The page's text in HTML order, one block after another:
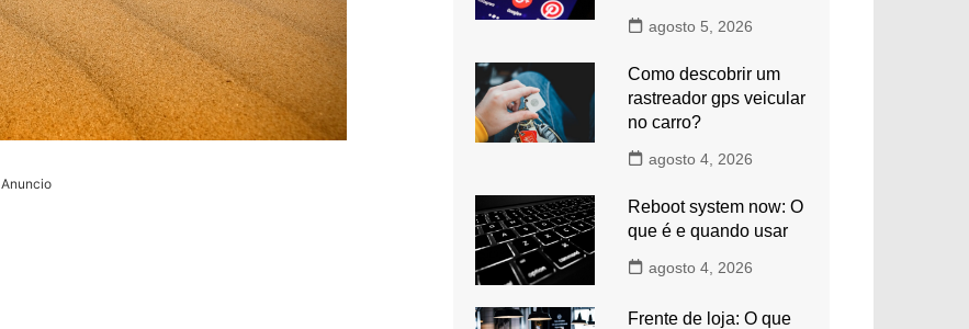
Anuncio
agosto 5, 2026
Como descobrir um
rastreador gps veicular
no carro?
agosto 4, 2026
Reboot system now: O
que é e quando usar
agosto 4, 2026
Frente de loja: O que